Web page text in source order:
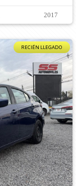
2017
RECIÉN LLEGADO